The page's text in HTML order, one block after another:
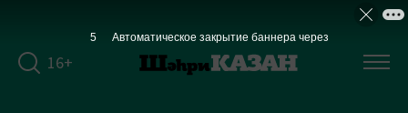
16+
4 Автоматическое закрытие баннера через